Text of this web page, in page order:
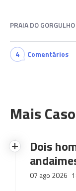
PRAIA DO GORGULHO
4 Comentários
Mais
Dois
07 ago 2026